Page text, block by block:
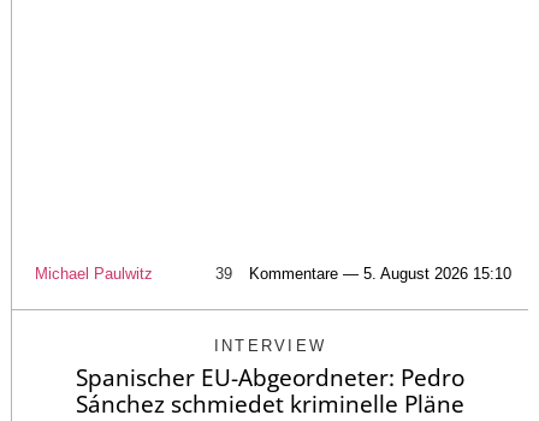
Michael Paulwitz 39 Kommentare — 5. August 2026 15:10
INTERVIEW
Spanischer EU-Abgeordneter: Pedro
Sánchez schmiedet kriminelle Pläne